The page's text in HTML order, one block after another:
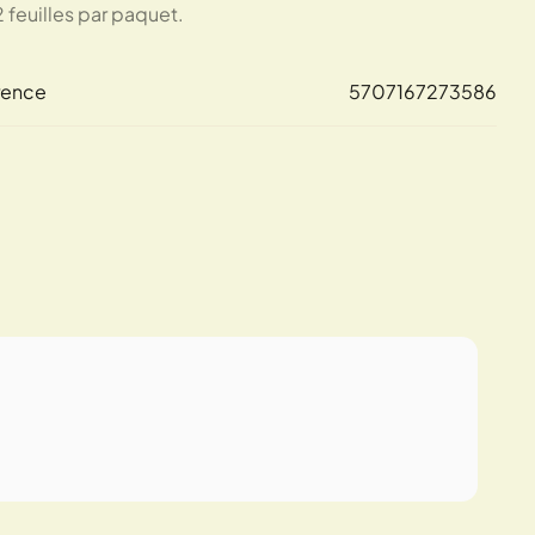
feuilles par paquet.
5707167273586